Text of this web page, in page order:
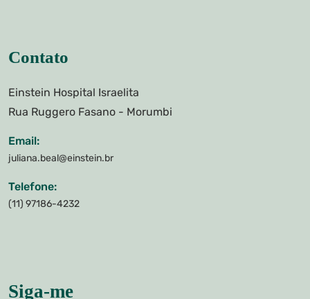
Contato
Einstein Hospital Israelita
Rua Ruggero Fasano - Morumbi
Email:
juliana.beal@einstein.br
Telefone:
(11) 97186-4232
Siga-me